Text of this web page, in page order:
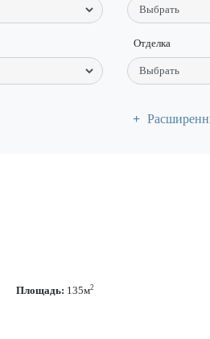
Отделка
Площадь: 135м2